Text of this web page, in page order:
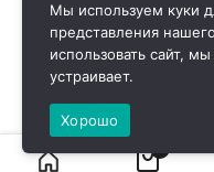
Мы используем куки
представления
использовать сайт,
устраивает.
Хорошо